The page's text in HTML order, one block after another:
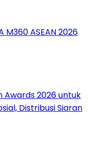
M360 ASEAN 2026
Awards 2026 untuk
Distribusi Siaran